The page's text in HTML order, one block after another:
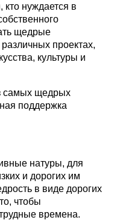
нуждается в
щедрые
проектах,
культуры и
самых щедрых
поддержка
натуры, для
и дорогих им
в виде дорогих
чтобы
времена.